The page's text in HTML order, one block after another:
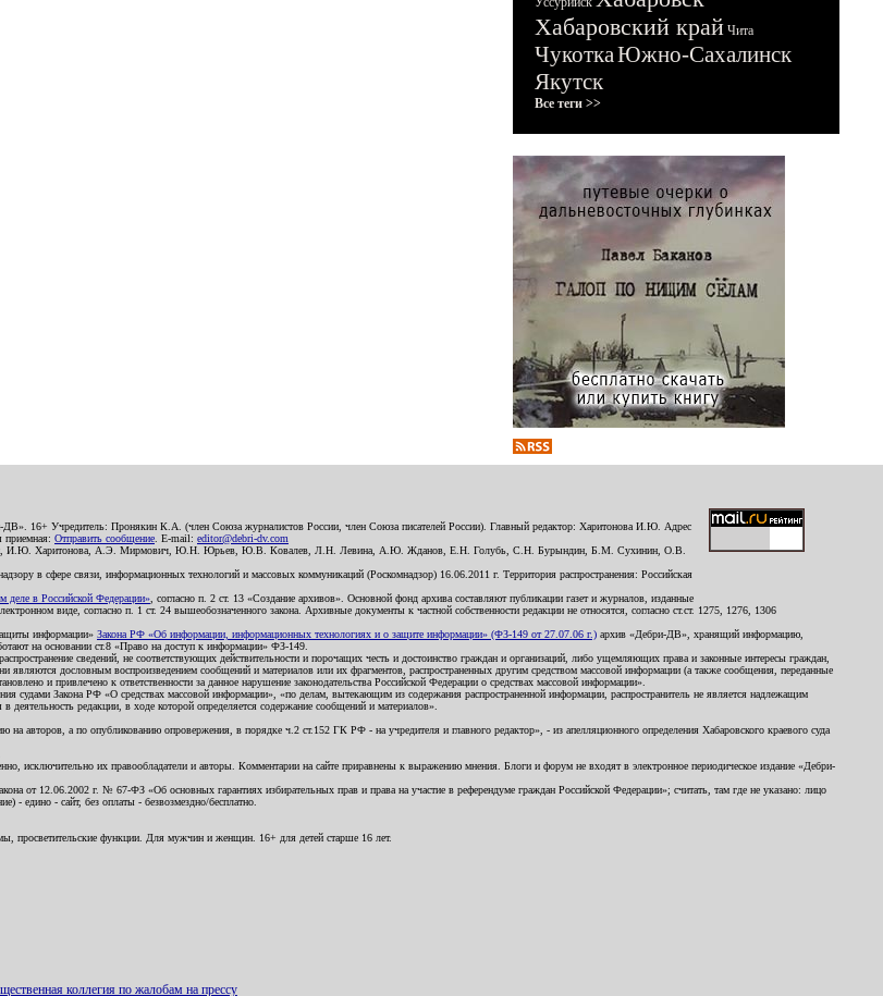
Хабаровский край Чита
ЧукоткаЮжно-Сахалинск
Якутск
Все теги >>
ДВ». 16+ Учредитель: Пронякин К.А. (член Союза журналистов России, член Союза писателей России). Главный редактор: Харитонова И.Ю. Адрес
приемная: Отправить сообщение . E-mail: editor@debri-dv.com
И.Ю. Харитонова, А.Э. Мирмович, Ю.Н. Юрьев, Ю.В. Ковалев, Л.Н. Левина, А.Ю. Жданов, Е.Н. Голубь, С.Н. Бурындин, Б.М. Сухинин, О.В.
в сфере связи, информационных технологий и массовых коммуникаций (Роскомнадзор) 16.06.2011 г. Территория распространения: Российская
в Российской Федерации» , согласно п. 2 ст. 13 «Создание архивов». Основной фонд архива составляют публикации газет и журналов, изданные
виде, согласно п. 1 ст. 24 вышеобозначенного закона. Архивные документы к частной собственности редакции не относятся, согласно ст.ст. 1275, 1276, 1306
информации» Закона РФ «Об информации, информационных технологиях и о защите информации» (ФЗ-149 от 27.07.06 г.) архив «Дебри-ДВ», хранящий информацию,
на основании ст.8 «Право на доступ к информации» ФЗ-149.
сведений, не соответствующих действительности и порочащих честь и достоинство граждан и организаций, либо ущемляющих права и законные интересы граждан,
дословным воспроизведением сообщений и материалов или их фрагментов, распространенных другим средством массовой информации (а также сообщения, переданные
и привлечено к ответственности за данное нарушение законодательства Российской Федерации о средствах массовой информации».
Закона РФ «О средствах массовой информации», «по делам, вытекающим из содержания распространенной информации, распространитель не является надлежащим
редакции, в ходе которой определяется содержание сообщений и материалов».
авторов, а по опубликованию опровержения, в порядке ч.2 ст.152 ГК РФ - на учредителя и главного редактор», - из апелляционного определения Хабаровского краевого суда
исключительно их правообладатели и авторы. Комментарии на сайте приравнены к выражению мнения. Блоги и форум не входят в электронное периодическое издание «Дебри-
от 12.06.2002 г. № 67-ФЗ «Об основных гарантиях избирательных прав и права на участие в референдуме граждан Российской Федерации»; считать, там где не указано: лицо
- едино - сайт, без оплаты - безвозмездно/бесплатно.
просветительские функции. Для мужчин и женщин. 16+ для детей старше 16 лет.